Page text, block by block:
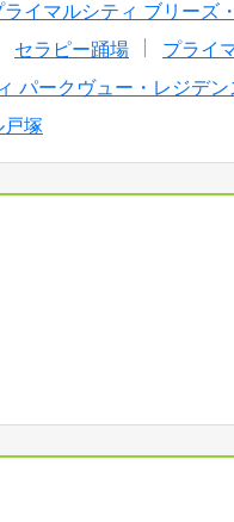
ライマルシティ ブリーズ
セラピー踊場
プライ
パークヴュー・レジデン
戸塚